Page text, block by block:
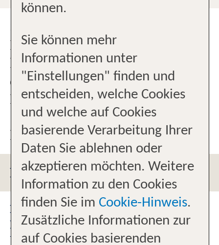
Innenstadt. Von Würzburg
kommend biegen Sie direkt vor
dem Busbahnhof in die
Mitteltorstraße links ab. Nach ca.
100m finden Sie uns auf der
linken Seite.
PARKMÖGLICHKEITEN
DÜRFEN WIR SIE BEI DER
PLANUNG IHRER TRAUMFERIEN
UNTERSTÜTZEN?
können.
Sie können mehr
Informationen unter
"Einstellungen" finden und
entscheiden, welche Cookies
und welche auf Cookies
basierende Verarbeitung Ihrer
Daten Sie ablehnen oder
akzeptieren möchten. Weitere
Information zu den Cookies
finden Sie im Cookie-Hinweis.
Zusätzliche Informationen zur
auf Cookies basierenden